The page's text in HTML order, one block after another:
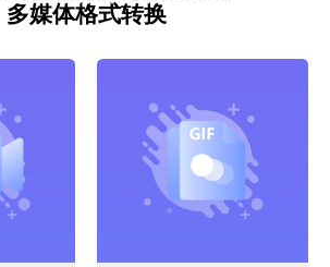
多媒体格式转换